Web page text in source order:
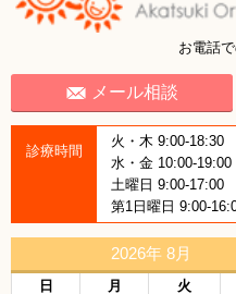
お電話
メール相談
診療時間
火・木 9:00-18:30
水・金 10:00-19:00
土曜日 9:00-17:00
第1日曜日 9:00-
2026年 8月
日 月 火